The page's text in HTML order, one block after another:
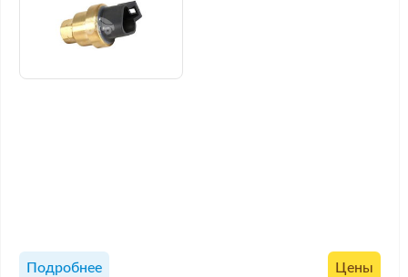
Подробнее Цены